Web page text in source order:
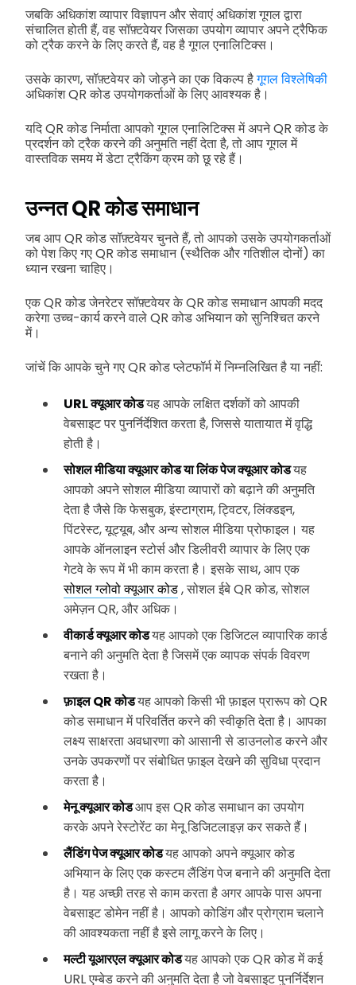
जबकि अधिकांश व्यापार विज्ञापन और सेवाएं अधिकांश गूगल द्वारा
संचालित होती हैं, वह सॉफ़्टवेयर जिसका उपयोग व्यापार अपने ट्रैफिक
को ट्रैक करने के लिए करते हैं, वह है गूगल एनालिटिक्स।
उसके कारण, सॉफ़्टवेयर को जोड़ने का एक विकल्प हैगूगल विश्लेषिकी
अधिकांश QR कोड उपयोगकर्ताओं के लिए आवश्यक है।
यदि QR कोड निर्माता आपको गूगल एनालिटिक्स में अपने QR कोड के
प्रदर्शन को ट्रैक करने की अनुमति नहीं देता है, तो आप गूगल में
वास्तविक समय में डेटा ट्रैकिंग क्रम को छू रहे हैं।
उन्नत QR कोड समाधान
जब आप QR कोड सॉफ़्टवेयर चुनते हैं, तो आपको उसके उपयोगकर्ताओं
को पेश किए गए QR कोड समाधान (स्थैतिक और गतिशील दोनों) का
ध्यान रखना चाहिए।
एक QR कोड जेनरेटर सॉफ़्टवेयर के QR कोड समाधान आपकी मदद
करेगा उच्च-कार्य करने वाले QR कोड अभियान को सुनिश्चित करने
में।
जांचें कि आपके चुने गए QR कोड प्लेटफॉर्म में निम्नलिखित है या नहीं:
URL क्यूआर कोडयह आपके लक्षित दर्शकों को आपकी
वेबसाइट पर पुनर्निर्देशित करता है, जिससे यातायात में वृद्धि
होती है।
सोशल मीडिया क्यूआर कोड या लिंक पेज क्यूआर कोडयह
आपको अपने सोशल मीडिया व्यापारों को बढ़ाने की अनुमति
देता है जैसे कि फेसबुक, इंस्टाग्राम, ट्विटर, लिंक्डइन,
पिंटरेस्ट, यूट्यूब, और अन्य सोशल मीडिया प्रोफाइल। यह
आपके ऑनलाइन स्टोर्स और डिलीवरी व्यापार के लिए एक
गेटवे के रूप में भी काम करता है। इसके साथ, आप एक
सोशल ग्लोवो क्यूआर कोड, सोशल ईबे QR कोड, सोशल
अमेज़न QR, और अधिक।
वीकार्ड क्यूआर कोडयह आपको एक डिजिटल व्यापारिक कार्ड
बनाने की अनुमति देता है जिसमें एक व्यापक संपर्क विवरण
रखता है।
फ़ाइल QR कोडयह आपको किसी भी फ़ाइल प्रारूप को QR
कोड समाधान में परिवर्तित करने की स्वीकृति देता है। आपका
लक्ष्य साक्षरता अवधारणा को आसानी से डाउनलोड करने और
उनके उपकरणों पर संबोधित फ़ाइल देखने की सुविधा प्रदान
करता है।
मेनू क्यूआर कोडआप इस QR कोड समाधान का उपयोग
करके अपने रेस्टोरेंट का मेनू डिजिटलाइज़ कर सकते हैं।
लैंडिंग पेज क्यूआर कोडयह आपको अपने क्यूआर कोड
अभियान के लिए एक कस्टम लैंडिंग पेज बनाने की अनुमति देता
है। यह अच्छी तरह से काम करता है अगर आपके पास अपना
वेबसाइट डोमेन नहीं है। आपको कोडिंग और प्रोग्राम चलाने
की आवश्यकता नहीं है इसे लागू करने के लिए।
मल्टी यूआरएल क्यूआर कोडयह आपको एक QR कोड में कई
URL एम्बेड करने की अनुमति देता है जो वेबसाइट पुनर्निर्देशन